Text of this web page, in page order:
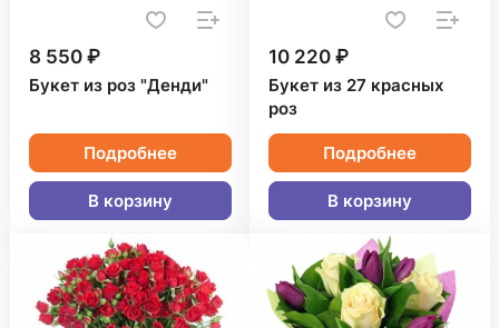
8 550 ₽
Букет из роз "Денди"
Подробнее
В корзину
10 220 ₽
Букет из 27 красных
роз
Подробнее
В корзину